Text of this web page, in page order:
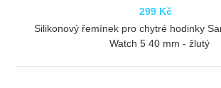
299 Kč
Silikonový řemínek pro chytré hodinky
Watch 5 40 mm - žlutý